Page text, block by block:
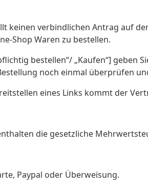
keinen verbindlichen Antrag auf
Shop Waren zu bestellen.
bestellen“/ „Kaufen“] geben
noch einmal überprüfen
eines Links kommt der
die gesetzliche
Paypal oder Überweisung.